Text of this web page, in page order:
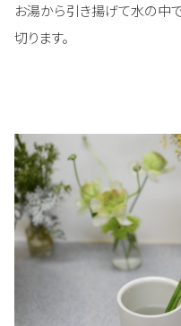
お湯から引き揚げて水の中
切ります。